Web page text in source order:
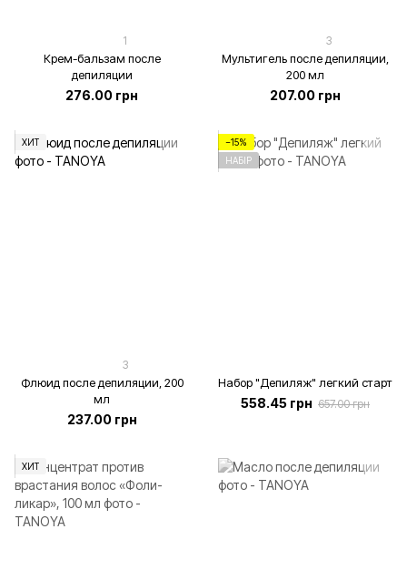
1
Крем-бальзам после
депиляции
276.00 грн
3
Мультигель после депиляции,
200 мл
207.00 грн
ХИТ
3
Флюид после депиляции, 200
мл
237.00 грн
−15%
НАБІР
Набор "Депиляж" легкий старт
558.45 грн 657.00 грн
ХИТ